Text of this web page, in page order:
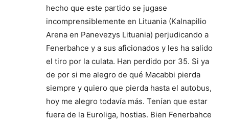
hecho que este partido se jugase
incomprensiblemente en Lituania (Kalnapilio
Arena en Panevezys Lituania) perjudicando a
Fenerbahce y a sus aficionados y les ha salido
el tiro por la culata. Han perdido por 35. Si ya
de por si me alegro de qué Macabbi pierda
siempre y quiero que pierda hasta el autobus,
hoy me alegro todavía más. Tenían que estar
fuera de la Euroliga, hostias. Bien Fenerbahce